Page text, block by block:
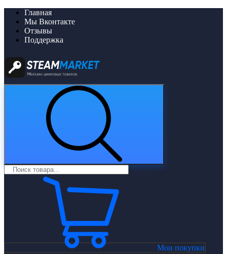
Главная
Мы Вконтакте
Отзывы
Поддержка
Мои покупки